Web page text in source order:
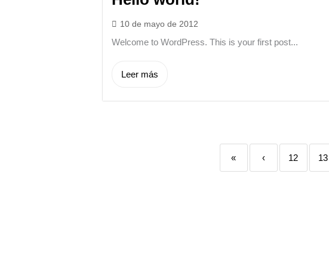
10 de mayo de 2012
Welcome to WordPress. This is your first post...
Leer más
« ‹ 12 13